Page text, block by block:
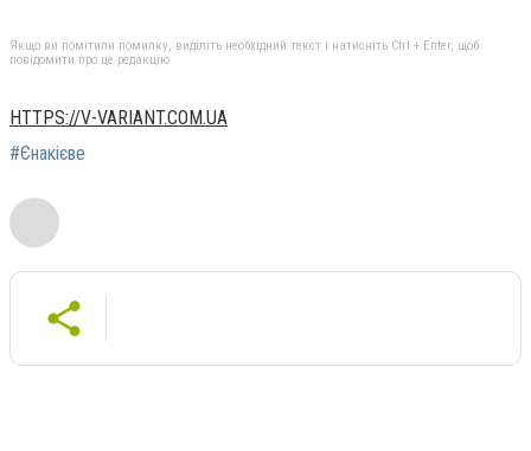
Якщо ви помітили помилку, виділіть необхідний текст і натисніть Ctrl + Enter, щоб
повідомити про це редакцію
HTTPS://V-VARIANT.COM.UA
#Єнакієве